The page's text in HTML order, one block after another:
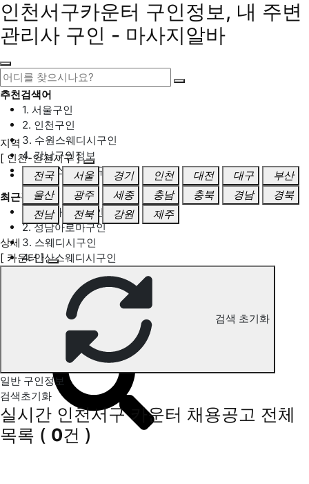
인천서구카운터 구인정보, 내 주변
관리사 구인 - 마사지알바
추천검색어
1. 서울구인
2. 인천구인
3. 수원스웨디시구인
4. 강남구인정보
5. 동탄스웨디시구인
최근검색어
1. 일산마사지구인
2. 성남아로마구인
3. 스웨디시구인
4. 안산스웨디시구인
인천서구 카운터 구인정보
지역
[ 인천-인천서구 ]
전국
서울 경기 인천 대전 대구
부산
울산
광주 세종 충남 충북 경남
경북
전남
전북 강원 제주
상세
[ 카운터 ]
검색 초기화
일반 구인정보
검색초기화
실시간 인천서구 카운터 채용공고 전체
목록 ( 0건 )